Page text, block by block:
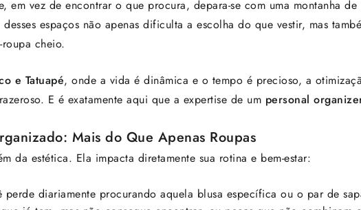
vez de encontrar o que procura, depara-se com uma montanha
espaços não apenas dificulta a escolha do que vestir, mas
cheio.
e Tatuapé, onde a vida é dinâmica e o tempo é precioso, a
E é exatamente aqui que a expertise de um personal
Mais do Que Apenas Roupas
da estética. Ela impacta diretamente sua rotina e bem-estar:
perde diariamente procurando aquela blusa específica ou o par de